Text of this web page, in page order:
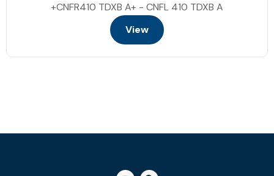
CNFR410 TDXB A+ - CNFL 410 TDXB A+
View